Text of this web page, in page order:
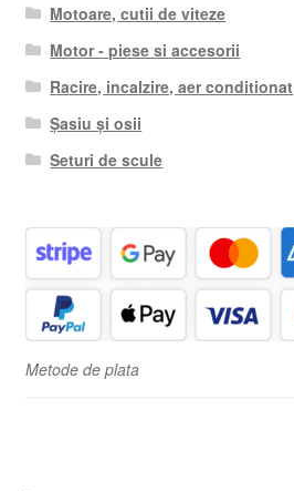
Motoare, cutii de viteze
Motor - piese si accesorii
Racire, incalzire, aer conditionat
Șasiu și osii
Seturi de scule
Metode de plata